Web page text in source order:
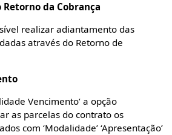
da Cobrança
realizar adiantamento das
através do Retorno de
Vencimento’ a opção
as parcelas do contrato os
com ‘Modalidade’ ‘Apresentação’